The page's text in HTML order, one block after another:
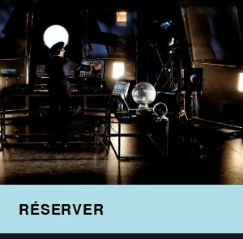
RÉSERVER